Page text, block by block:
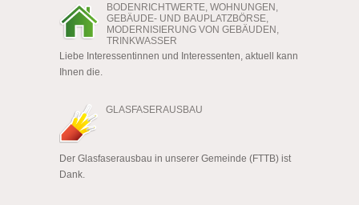
BODENRICHTWERTE, WOHNUNGEN,
GEBÄUDE- UND BAUPLATZBÖRSE,
MODERNISIERUNG VON GEBÄUDEN,
TRINKWASSER
Liebe Interessentinnen und Interessenten, aktuell kann
Ihnen die.
GLASFASERAUSBAU
Der Glasfaserausbau in unserer Gemeinde (FTTB) ist
Dank.